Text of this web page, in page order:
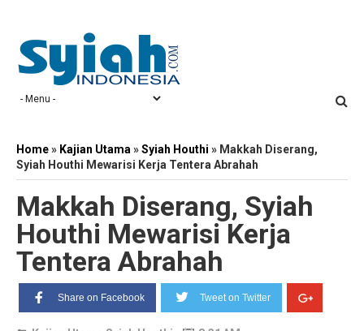
Home» Kajian Utama »Syiah Houthi » Makkah Diserang,
Syiah Houthi Mewarisi Kerja Tentera Abrahah
Makkah Diserang, Syiah
Houthi Mewarisi Kerja
Tentera Abrahah
Share on Facebook Tweet on Twitter